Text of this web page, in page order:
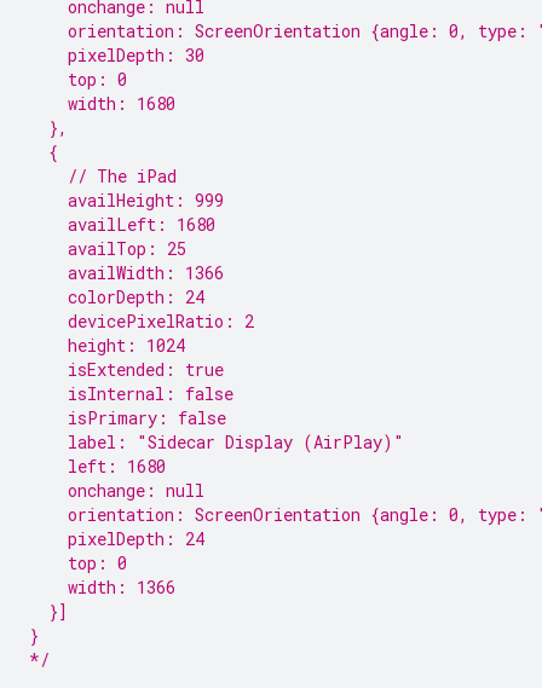
    onchange: null
orientation: ScreenOrientation {angle: 0, type:
    pixelDepth: 30
    top: 0
    width: 1680
  },
  {
    // The iPad
    availHeight: 999
    availLeft: 1680
    availTop: 25
    availWidth: 1366
    colorDepth: 24
    devicePixelRatio: 2
    height: 1024
    isExtended: true
    isInternal: false
    isPrimary: false
    label: "Sidecar Display (AirPlay)"
    left: 1680
    onchange: null
orientation: ScreenOrientation {angle: 0, type:
    pixelDepth: 24
    top: 0
    width: 1366
  }]
}
*/